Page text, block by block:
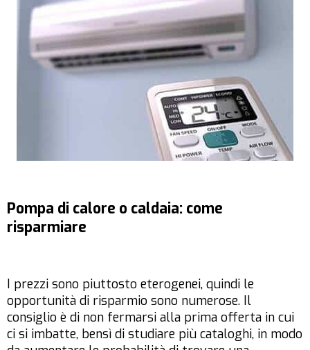
Pompa di calore o caldaia: come
risparmiare
I prezzi sono piuttosto eterogenei, quindi le
opportunità di risparmio sono numerose. Il
consiglio è di non fermarsi alla prima offerta in cui
ci si imbatte, bensì di studiare più cataloghi, in modo